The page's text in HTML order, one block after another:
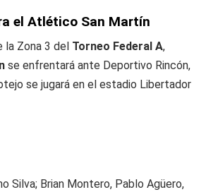
el Atlético San Martín
la Zona 3 del Torneo Federal A,
se enfrentará ante Deportivo Rincón,
se jugará en el estadio Libertador
Silva; Brian Montero, Pablo Agüero,